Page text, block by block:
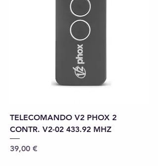
TELECOMANDO V2 PHOX 2
CONTR. V2-02 433.92 MHZ
Prix
39,00 €